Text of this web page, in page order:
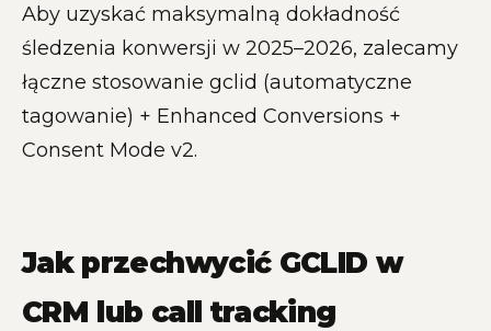
Aby uzyskać maksymalną dokładność
śledzenia konwersji w 2025–2026, zalecamy
łączne stosowanie gclid (automatyczne
tagowanie) + Enhanced Conversions +
Consent Mode v2.
Jak przechwycić GCLID w
CRM lub call tracking